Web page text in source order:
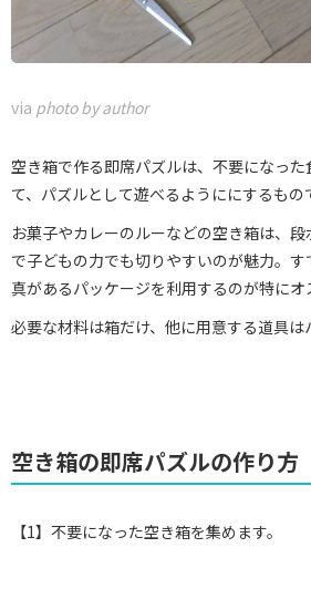
via photo by author
空き箱で作る即席パズルは、不要になっ
て、パズルとして遊べるようににするもの
お菓子やカレーのルーなどの空き箱は、
で子どもの力でも切りやすいのが魅力。
真があるパッケージを利用するのが特にオ
必要な材料は箱だけ、他に用意する道具は
空き箱の即席パズルの作り方
【1】不要になった空き箱を集めます。